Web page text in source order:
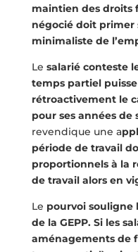
maintien des droits
négocié doit
minimaliste de
Le salarié conteste
temps partiel
rétroactivement le
pour ses années de
revendique une a
période de travail
proportionnels à la
de travail alors en
Le pourvoi
de la GEPP. Si les
aménagements de